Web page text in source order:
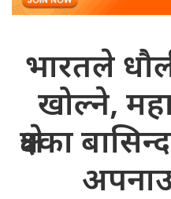
भारतले
खोल्ने,
क्षेत्रका